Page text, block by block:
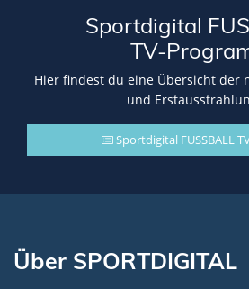
Sportdigital
TV-
Hier findest du eine Übersicht der
und
Sportdigital FUSSBALL
Über SPORTDIGITAL